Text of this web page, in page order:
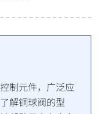
制元件，广泛应
解铜球阀的型